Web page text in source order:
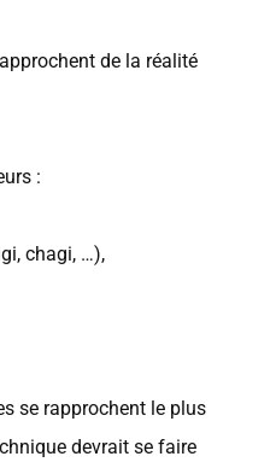
de la réalité
:
chagi, …),
se rapprochent le plus
devrait se faire